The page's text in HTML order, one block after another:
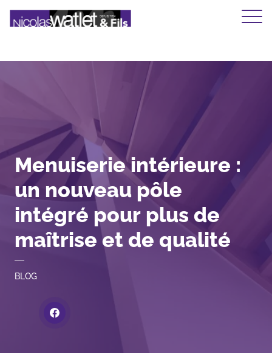
Ouvrir/
Menuiserieintérieure :
un nouveaupôle
intégré pourplusde
maîtriseetde qualité
BLOG
Lien page facebook